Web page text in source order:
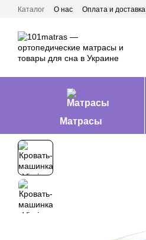
Перейти к основному контенту
Каталог О нас Оплата и доставка
Матрасы